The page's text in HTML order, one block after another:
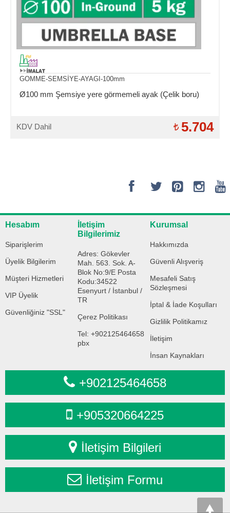
GOMME-SEMSİYE-AYAGI-100mm
Ø100 mm Şemsiye yere görmemeli ayak (Çelik boru)
KDV Dahil 5.704
Hesabım
Siparişlerim
Üyelik Bilgilerim
Müşteri Hizmetleri
VIP Üyelik
Güvenliğiniz "SSL"
İletişim
Bilgilerimiz
Adres: Gökevler
Mah. 563. Sok. A-
Blok No:9/E Posta
Kodu:34522
Esenyurt / İstanbul /
TR
Çerez Politikası
Tel: +902125464658
pbx
Kurumsal
Hakkımızda
Güvenli Alışveriş
Mesafeli Satış
Sözleşmesi
İptal & İade Koşulları
Gizlilik Politikamız
İletişim
İnsan Kaynakları
+902125464658
+905320664225
İletişim Bilgileri
İletişim Formu